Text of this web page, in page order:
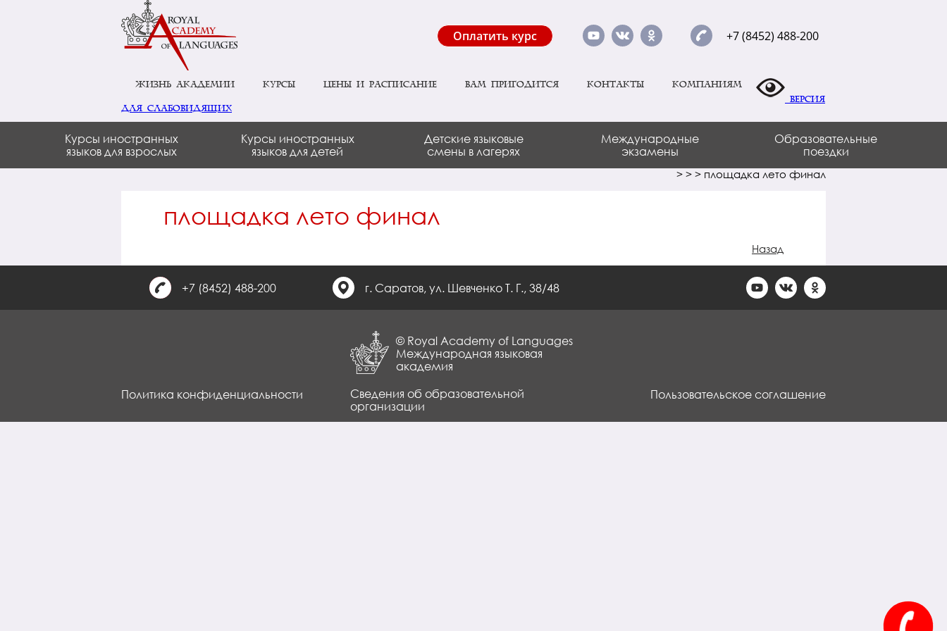
Оплатить курс +7 (8452) 488-200
Жизнь академии Курсы Цены и расписание Вам пригодится Контакты
Компаниям
Версия
для слабовидящих
Курсы иностранных
языков для взрослых
Курсы иностранных
языков для детей
Детские языковые
смены в лагерях
Международные
экзамены
Образовательные
поездки
> > > площадка лето финал
площадка лето финал
Назад
+7 (8452) 488-200 г. Саратов, ул. Шевченко Т. Г., 38/48
© Royal Academy of Languages
Международная языковая
академия
Сведения об образовательной
организации
Политика конфиденциальности Пользовательское соглашение